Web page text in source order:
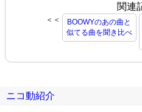
関連
＜＜
BOOWYのあの曲と
似てる曲を聞き比べ
ニコ動紹介